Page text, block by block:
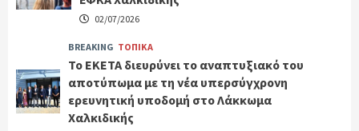
02/07/2026
BREAKING ΤΟΠΙΚΑ
Το ΕΚΕΤΑ διευρύνει το αναπτυξιακό του
αποτύπωμα με τη νέα υπερσύγχρονη
ερευνητική υποδομή στο Λάκκωμα
Χαλκιδικής